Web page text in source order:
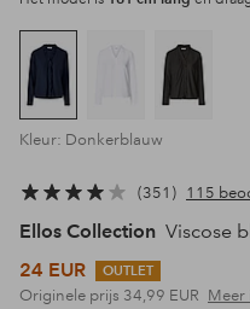
Kleur: Donkerblauw
351 115
Ellos Collection Viscose
24 EUR
OUTLET
Originele prijs 34,99 EUR Meer